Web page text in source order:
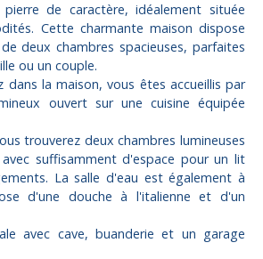
de caractère, idéalement située
Cette charmante maison dispose
deux chambres spacieuses, parfaites
ou un couple.
dans la maison, vous êtes accueillis par
ouvert sur une cuisine équipée
trouverez deux chambres lumineuses
suffisamment d'espace pour un lit
La salle d'eau est également à
d'une douche à l'italienne et d'un
avec cave, buanderie et un garage